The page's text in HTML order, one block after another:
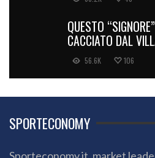
QUESTO
CACCIATO DAL
56.6K 106
SPORTECONOMY
Sporteconomy.it, market